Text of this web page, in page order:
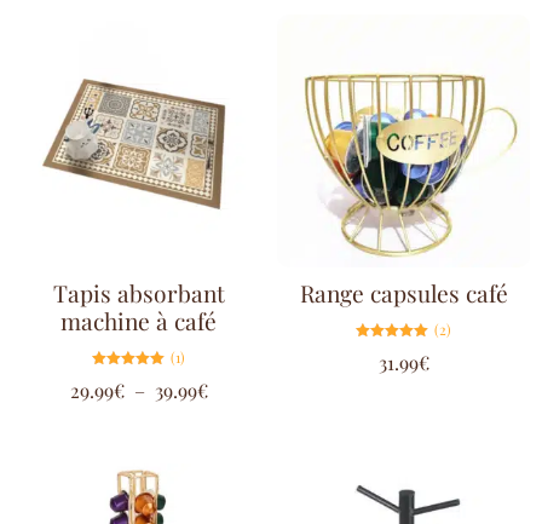
Tapis absorbant
machine à café
5.00
sur 5
(1)
29.99€ – 39.99€
Range capsules café
5.00
sur 5
(2)
31.99€